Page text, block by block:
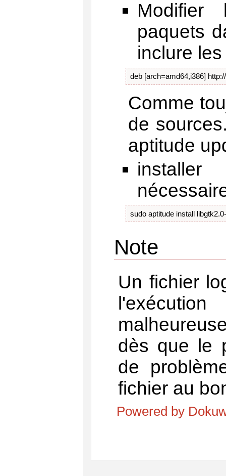
Modifier
paquets
inclure
deb [arch=amd64,i386]
Comme
de
aptitude
installer
sudo aptitude install
Note
Un fichier
dès que le
de
fichier au
Powered by